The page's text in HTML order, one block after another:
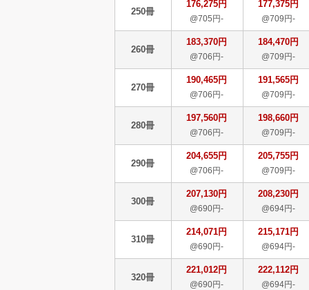
250冊
176,275円
@705円-
177,375円
@709円-
260冊
183,370円
@706円-
184,470円
@709円-
270冊
190,465円
@706円-
191,565円
@709円-
280冊
197,560円
@706円-
198,660円
@709円-
290冊
204,655円
@706円-
205,755円
@709円-
300冊
207,130円
@690円-
208,230円
@694円-
310冊
214,071円
@690円-
215,171円
@694円-
320冊
221,012円
@690円-
222,112円
@694円-